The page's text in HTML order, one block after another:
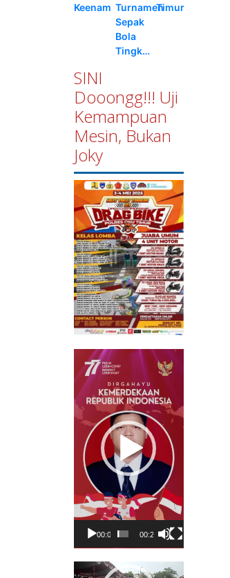
Keenam Turnamen
Sepak
Bola
Tingk…
Timur
SINI
Dooongg!!! Uji
Kemampuan
Mesin, Bukan
Joky
Pemutar
Video
00:00 00:23
Pemutar